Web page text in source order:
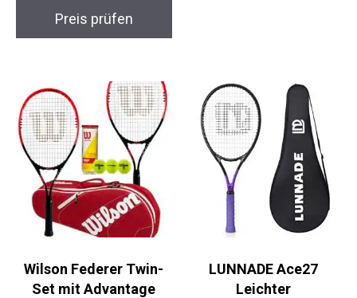
Preis prüfen
Wilson Federer Twin-
Set mit Advantage
LUNNADE Ace27
Leichter